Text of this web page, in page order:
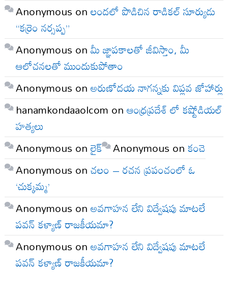
Anonymous onలందలో పొడిచిన రాడికల్ సూర్యుడు
“కర్రెం నర్సప్ప”
Anonymous onమీ జ్ఞాపకాలతో జీవిస్తాం, మీ
ఆలోచనలతో ముందుకుపోతాం
Anonymous onఅరుణోదయ నాగన్నకు విప్లవ జోహార్లు
hanamkondaaolcom onఆంధ్రప్రదేశ్ లో కష్టోడియల్
హత్యలు
Anonymous onలైక్ Anonymous onకంచె
Anonymous onచలం – రచన ప్రపంచంలో ఓ
‘చుక్కమ్మ’
Anonymous onఅవగాహన లేని విద్వేషపు మాటలే
పవన్ కళ్యాణ్ రాజకీయమా?
Anonymous onఅవగాహన లేని విద్వేషపు మాటలే
పవన్ కళ్యాణ్ రాజకీయమా?